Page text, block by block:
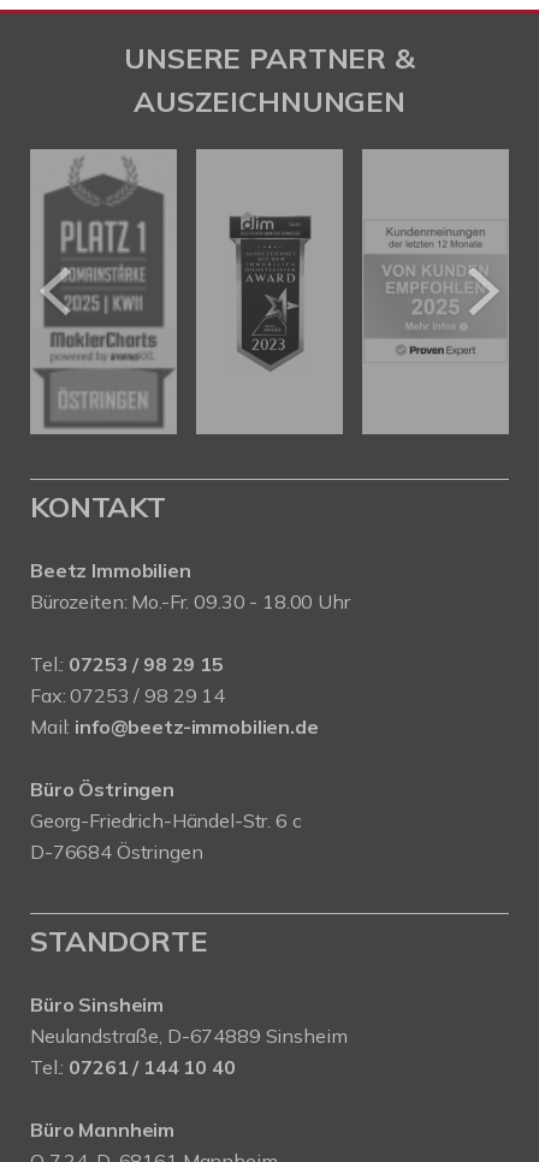
UNSERE PARTNER &
AUSZEICHNUNGEN
KONTAKT
Beetz Immobilien
Bürozeiten: Mo.-Fr. 09.30 - 18.00 Uhr
Tel.: 07253 / 98 29 15
Fax: 07253 / 98 29 14
Mail: info@beetz-immobilien.de
Büro Östringen
Georg-Friedrich-Händel-Str. 6 c
D-76684 Östringen
STANDORTE
Büro Sinsheim
Neulandstraße, D-674889 Sinsheim
Tel.: 07261 / 144 10 40
Büro Mannheim